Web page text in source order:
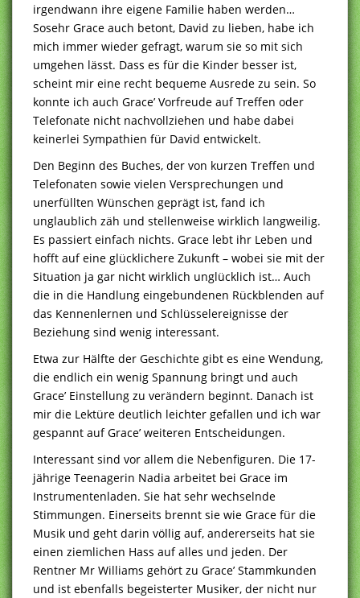
irgendwann ihre eigene Familie haben werden…
Sosehr Grace auch betont, David zu lieben, habe ich
mich immer wieder gefragt, warum sie so mit sich
umgehen lässt. Dass es für die Kinder besser ist,
scheint mir eine recht bequeme Ausrede zu sein. So
konnte ich auch Grace’ Vorfreude auf Treffen oder
Telefonate nicht nachvollziehen und habe dabei
keinerlei Sympathien für David entwickelt.
Den Beginn des Buches, der von kurzen Treffen und
Telefonaten sowie vielen Versprechungen und
unerfüllten Wünschen geprägt ist, fand ich
unglaublich zäh und stellenweise wirklich langweilig.
Es passiert einfach nichts. Grace lebt ihr Leben und
hofft auf eine glücklichere Zukunft – wobei sie mit der
Situation ja gar nicht wirklich unglücklich ist… Auch
die in die Handlung eingebundenen Rückblenden auf
das Kennenlernen und Schlüsselereignisse der
Beziehung sind wenig interessant.
Etwa zur Hälfte der Geschichte gibt es eine Wendung,
die endlich ein wenig Spannung bringt und auch
Grace’ Einstellung zu verändern beginnt. Danach ist
mir die Lektüre deutlich leichter gefallen und ich war
gespannt auf Grace’ weiteren Entscheidungen.
Interessant sind vor allem die Nebenfiguren. Die 17-
jährige Teenagerin Nadia arbeitet bei Grace im
Instrumentenladen. Sie hat sehr wechselnde
Stimmungen. Einerseits brennt sie wie Grace für die
Musik und geht darin völlig auf, andererseits hat sie
einen ziemlichen Hass auf alles und jeden. Der
Rentner Mr Williams gehört zu Grace’ Stammkunden
und ist ebenfalls begeisterter Musiker, der nicht nur